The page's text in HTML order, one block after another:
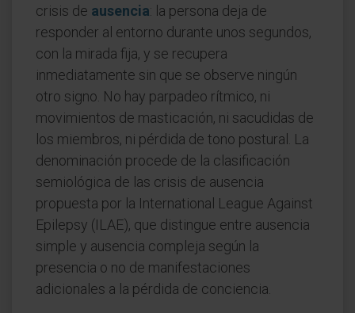
crisis de ausencia: la persona deja de
responder al entorno durante unos segundos,
con la mirada fija, y se recupera
inmediatamente sin que se observe ningún
otro signo. No hay parpadeo rítmico, ni
movimientos de masticación, ni sacudidas de
los miembros, ni pérdida de tono postural. La
denominación procede de la clasificación
semiológica de las crisis de ausencia
propuesta por la International League Against
Epilepsy (ILAE), que distingue entre ausencia
simple y ausencia compleja según la
presencia o no de manifestaciones
adicionales a la pérdida de conciencia.